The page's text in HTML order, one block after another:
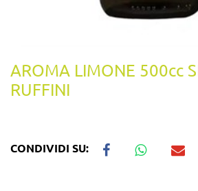
AROMA LIMONE 500cc
RUFFINI
CONDIVIDI SU: